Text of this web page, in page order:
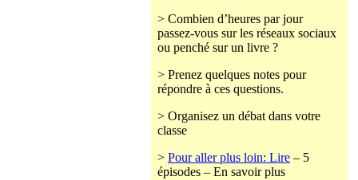
> Combien d’heures par jour
passez-vous sur les réseaux sociaux
ou penché sur un livre ?
> Prenez quelques notes pour
répondre à ces questions.
> Organisez un débat dans votre
classe
> Pour aller plus loin: Lire – 5
épisodes – En savoir plus